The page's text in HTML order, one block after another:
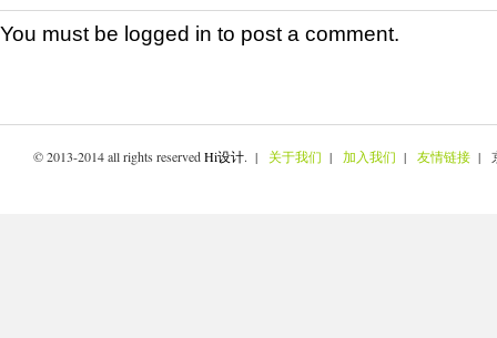
You must be logged in to post a comment.
© 2013-2014 all rights reservedHi设计. | 关于我们 | 加入我们 | 友情链接 |